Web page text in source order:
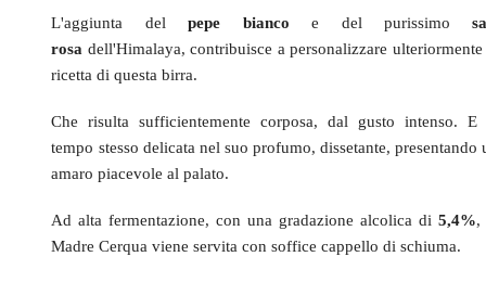
L'aggiunta delpepe bianco e del purissimo
rosa dell'Himalaya, contribuisce a personalizzare ulteriormente
ricetta di questa birra.
Che risulta sufficientemente corposa, dal gusto intenso. E
tempo stesso delicata nel suo profumo, dissetante, presentando
amaro piacevole al palato.
Ad alta fermentazione, con una gradazione alcolica di5,4%,
Madre Cerqua viene servita con soffice cappello di schiuma.